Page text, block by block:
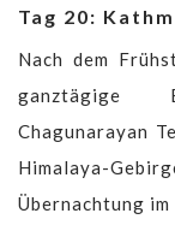
Tag 20:
Nach dem
ganztägige
Chagunarayan
Himalaya-
Übernachtung im